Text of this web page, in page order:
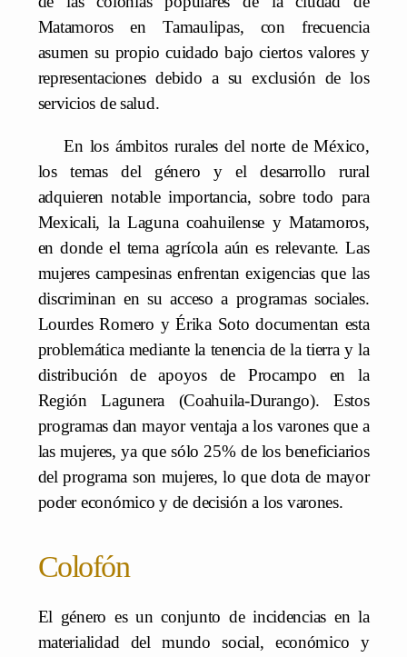
Matamoros en Tamaulipas, con frecuencia
asumen su propio cuidado bajo ciertos valores y
representaciones debido a su exclusión de los
servicios de salud.
En los ámbitos rurales del norte de México,
los temas del género y el desarrollo rural
adquieren notable importancia, sobre todo para
Mexicali, la Laguna coahuilense y Matamoros,
en donde el tema agrícola aún es relevante. Las
mujeres campesinas enfrentan exigencias que las
discriminan en su acceso a programas sociales.
Lourdes Romero y Érika Soto documentan esta
problemática mediante la tenencia de la tierra y la
distribución de apoyos de Procampo en la
Región Lagunera (Coahuila-Durango). Estos
programas dan mayor ventaja a los varones que a
las mujeres, ya que sólo 25% de los beneficiarios
del programa son mujeres, lo que dota de mayor
poder económico y de decisión a los varones.
Colofón
El género es un conjunto de incidencias en la
materialidad del mundo social, económico y